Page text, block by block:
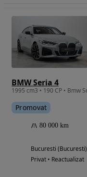
BMW Seria 4
Promovat
80 000 km
Bucuresti (Bucuresti)
Privat • Reactualizat